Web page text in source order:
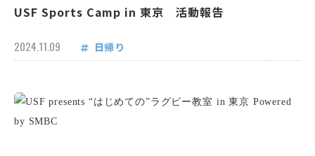
USF Sports Camp in 東京 活動報告
2024.11.09 日帰り